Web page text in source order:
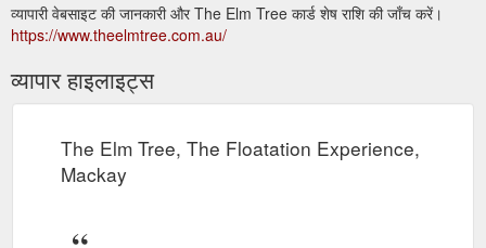
व्यापारी वेबसाइट की जानकारी और The Elm Tree कार्ड शेष राशि की जाँच करें।
https://www.theelmtree.com.au/
व्यापार हाइलाइट्स
The Elm Tree, The Floatation Experience,
Mackay